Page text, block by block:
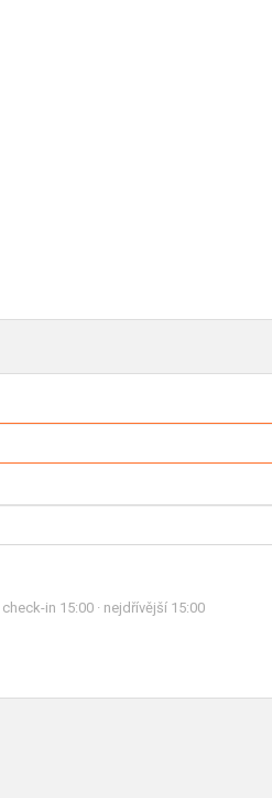
in 15:00 · nejdřívější 15:00